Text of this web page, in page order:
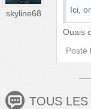
skyline68
Ici,
Ouais
Posté
TOUS